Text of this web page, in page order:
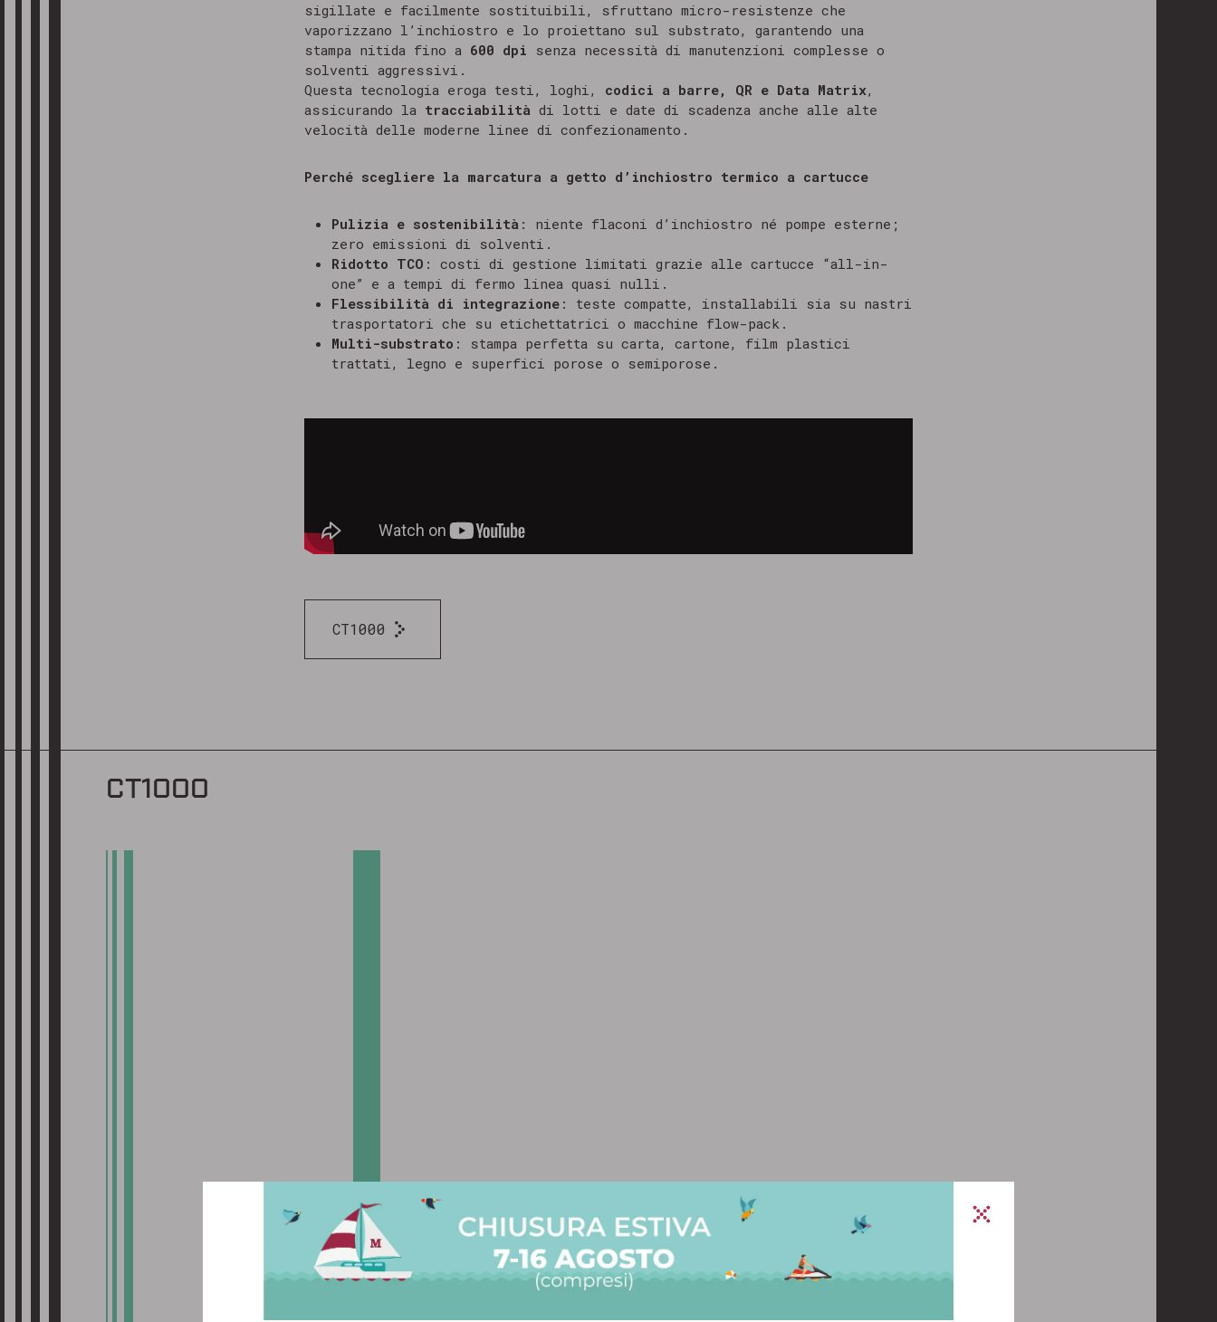
sigillate e facilmente sostituibili, sfruttano micro-resistenze che
vaporizzano l’inchiostro e lo proiettano sul substrato, garantendo una
stampa nitida fino a 600 dpi senza necessità di manutenzioni complesse o
solventi aggressivi.
Questa tecnologia eroga testi, loghi, codici a barre, QR e Data Matrix,
assicurando la tracciabilità di lotti e date di scadenza anche alle alte
velocità delle moderne linee di confezionamento.
Perché scegliere la marcatura a getto d’inchiostro termico a cartucce
Pulizia e sostenibilità : niente flaconi d’inchiostro né pompe esterne;
zero emissioni di solventi.
Ridotto TCO : costi di gestione limitati grazie alle cartucce “all-in-
one” e a tempi di fermo linea quasi nulli.
Flessibilità di integrazione : teste compatte, installabili sia su nastri
trasportatori che su etichettatrici o macchine flow-pack.
Multi-substrato : stampa perfetta su carta, cartone, film plastici
trattati, legno e superfici porose o semiporose.
CT1000
CT1000
GRAZIE PER AVERCI CONTATTATO
Gentile cliente,
abbiamo ricevuto il tuo messaggio e il nostro team ti risponderà al